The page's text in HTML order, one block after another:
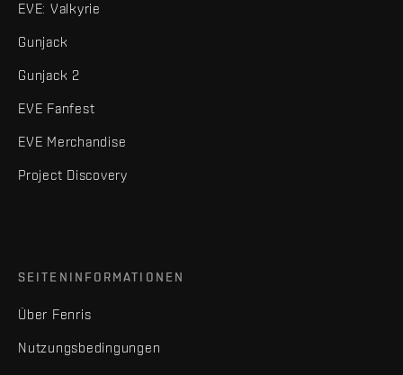
EVE: Valkyrie
Gunjack
Gunjack 2
EVE Fanfest
EVE Merchandise
Project Discovery
SEITENINFORMATIONEN
Über Fenris
Nutzungsbedingungen